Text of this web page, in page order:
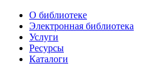
О библиотеке
Электронная библиотека
Услуги
Ресурсы
Каталоги